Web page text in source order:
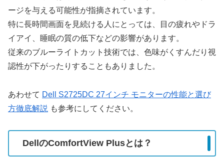
ージを与える可能性が指摘されています。
特に長時間画面を見続ける人にとっては、目の疲れやドラ
イアイ、睡眠の質の低下などの影響があります。
従来のブルーライトカット技術では、色味がくすんだり視
認性が下がったりすることもありました。
あわせて Dell S2725DC 27インチ モニターの性能と選び
方徹底解説 も参考にしてください。
DellのComfortView Plusとは？